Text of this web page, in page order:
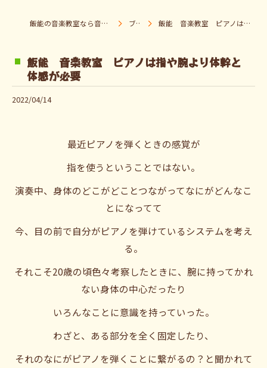
飯能の音楽教室なら音楽童クラブ Pパラダイス ブログ 飯能 音楽教室 ピアノは指や腕より体幹と体感が必要
飯能 音楽教室 ピアノは指や腕より体幹と
体感が必要
2022/04/14
最近ピアノを弾くときの感覚が
指を使うということではない。
演奏中、身体のどこがどことつながってなにがどんなこ
とになってて
今、目の前で自分がピアノを弾けているシステムを考え
る。
それこそ20歳の頃色々考察したときに、腕に持ってかれ
ない身体の中心だったり
いろんなことに意識を持っていった。
わざと、ある部分を全く固定したり、
それのなにがピアノを弾くことに繋がるの？と聞かれて